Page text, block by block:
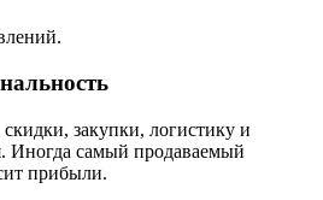
закупки, логистику и
Иногда самый продаваемый
прибыли.